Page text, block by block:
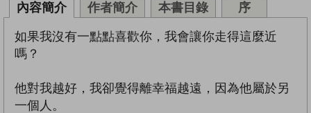
內容簡介 作者簡介 本書目錄 序
如果我沒有一點點喜歡你，我會讓你走得這麼近
嗎？
他對我越好，我卻覺得離幸福越遠，因為他屬於另
一個人。